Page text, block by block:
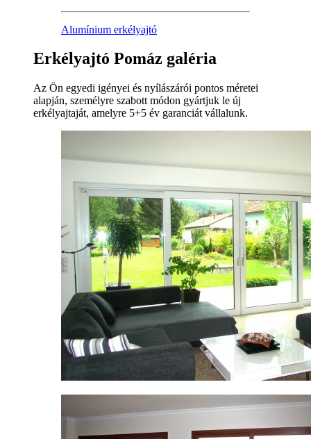
Alumínium erkélyajtó
Erkélyajtó Pomáz galéria
Az Ön egyedi igényei és nyílászárói pontos méretei
alapján, személyre szabott módon gyártjuk le új
erkélyajtaját, amelyre 5+5 év garanciát vállalunk.